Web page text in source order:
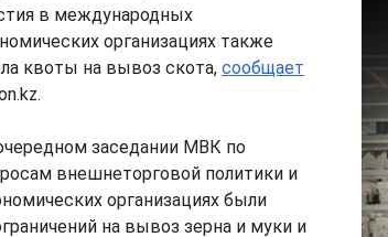
в международных
организациях также
квоты на вывоз скота, сообщает
заседании МВК по
внешнеторговой политики и
организациях были
на вывоз зерна и муки и